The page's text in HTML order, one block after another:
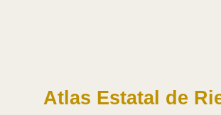
Atlas Estatal de